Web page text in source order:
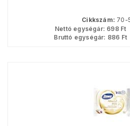
Cikkszám: 70-
Nettó egységár: 698Ft
Bruttó egységár: 886 Ft